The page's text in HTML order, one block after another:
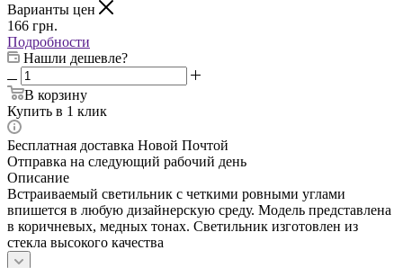
Варианты цен
166 грн.
Подробности
Нашли дешевле?
В корзину
Купить в 1 клик
Бесплатная доставка Новой Почтой
Отправка на следующий рабочий день
Описание
Встраиваемый светильник с четкими ровными углами
впишется в любую дизайнерскую среду. Модель представлена
в коричневых, медных тонах. Светильник изготовлен из
стекла высокого качества